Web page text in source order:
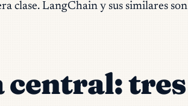
LangChain y sus similares